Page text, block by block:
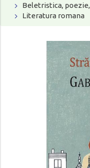
Beletristica,
Literatura romana